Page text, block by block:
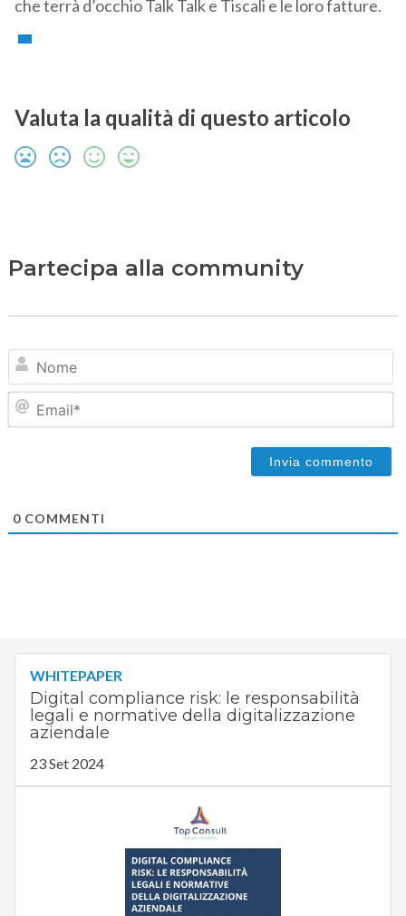
che terrà d’occhio Talk Talk e Tiscali e le loro fatture.
Valuta la qualità di questo articolo
Partecipa alla community
0COMMENTI
WHITEPAPER
Digital compliance risk: le responsabilità
legali e normative della digitalizzazione
aziendale
23 Set 2024